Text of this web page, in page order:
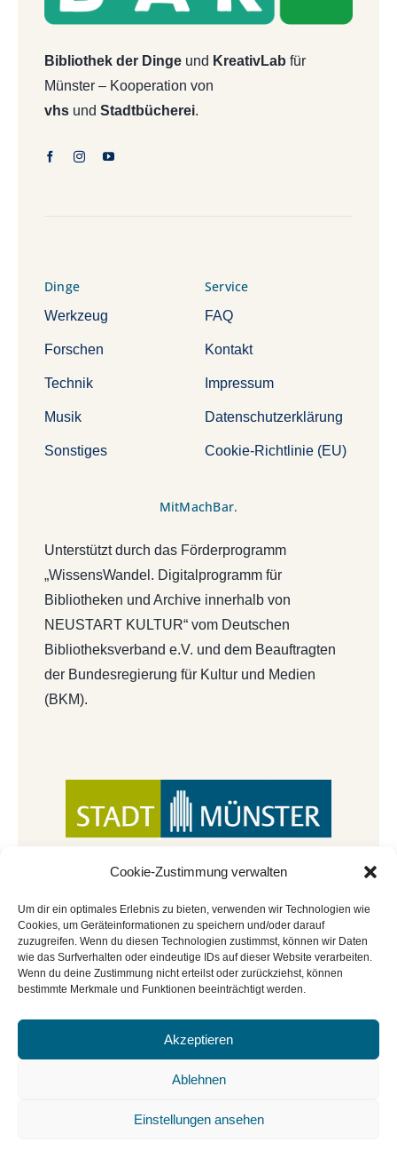
Cookie-Zustimmung verwalten
Um dir ein optimales Erlebnis zu bieten, verwenden wir Technologien wie
Cookies, um Geräteinformationen zu speichern und/oder darauf
zuzugreifen. Wenn du diesen Technologien zustimmst, können wir Daten
wie das Surfverhalten oder eindeutige IDs auf dieser Website verarbeiten.
Wenn du deine Zustimmung nicht erteilst oder zurückziehst, können
bestimmte Merkmale und Funktionen beeinträchtigt werden.
Akzeptieren
Ablehnen
Einstellungen ansehen
Bibliothek der Dingeund KreativLab für
Münster – Kooperation von
vhsund Stadtbücherei.
Dinge
Werkzeug
Forschen
Technik
Musik
Sonstiges
Service
FAQ
Kontakt
Impressum
Datenschutzerklärung
Cookie-Richtlinie (EU)
MitMachBar.
Unterstützt durch das Förderprogramm
„WissensWandel. Digitalprogramm für
Bibliotheken und Archive innerhalb von
NEUSTART KULTUR“ vom Deutschen
Bibliotheksverband e.V. und dem Beauftragten
der Bundesregierung für Kultur und Medien
(BKM).
© Copyright 2022 - 2026 | Mitmachbar der
Cookie-Richtlinie